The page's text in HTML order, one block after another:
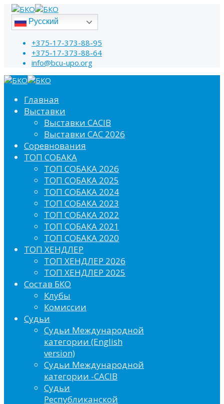
Русский
+375-17-373-88-95
+375-17-373-88-64
info@bcu-upo.org
Главная
Выставки
Выставки CACIB
Выставки САС 2026
Соревнования
ТОП СОБАКА
ТОП СОБАКА 2026
ТОП СОБАКА 2025
ТОП СОБАКА 2024
ТОП СОБАКА 2023
ТОП СОБАКА 2022
ТОП СОБАКА 2021
ТОП СОБАКА 2020
ТОП ХЕНДЛЕР
ТОП ХЕНДЛЕР 2026
ТОП ХЕНДЛЕР 2025
Состав БКО
Клубы
Комиссии
Судьи
Судьи Международной
категории (English
version)
Судьи Международной
категории -CACIB
Судьи
Республиканской